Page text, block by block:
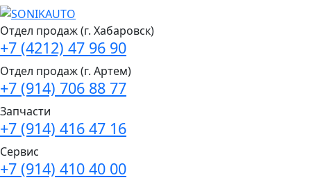
Отдел продаж (г. Хабаровск)
+7 (4212) 47 96 90
Отдел продаж (г. Артем)
+7 (914) 706 88 77
Запчасти
+7 (914) 416 47 16
Сервис
+7 (914) 410 40 00